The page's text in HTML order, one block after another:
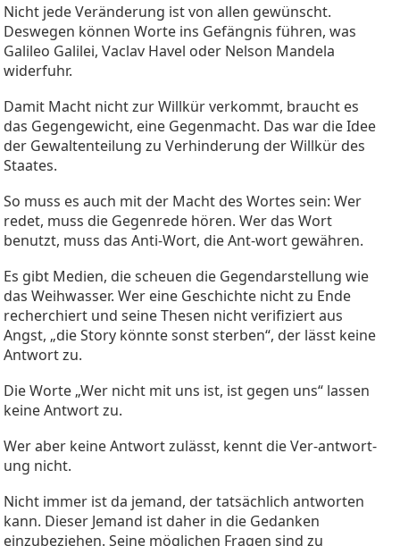
Nicht jede Veränderung ist von allen gewünscht.
Deswegen können Worte ins Gefängnis führen, was
Galileo Galilei, Vaclav Havel oder Nelson Mandela
widerfuhr.
Damit Macht nicht zur Willkür verkommt, braucht es
das Gegengewicht, eine Gegenmacht. Das war die Idee
der Gewaltenteilung zu Verhinderung der Willkür des
Staates.
So muss es auch mit der Macht des Wortes sein: Wer
redet, muss die Gegenrede hören. Wer das Wort
benutzt, muss das Anti-Wort, die Ant-wort gewähren.
Es gibt Medien, die scheuen die Gegendarstellung wie
das Weihwasser. Wer eine Geschichte nicht zu Ende
recherchiert und seine Thesen nicht verifiziert aus
Angst, „die Story könnte sonst sterben“, der lässt keine
Antwort zu.
Die Worte „Wer nicht mit uns ist, ist gegen uns“ lassen
keine Antwort zu.
Wer aber keine Antwort zulässt, kennt die Ver-antwort-
ung nicht.
Nicht immer ist da jemand, der tatsächlich antworten
kann. Dieser Jemand ist daher in die Gedanken
einzubeziehen. Seine möglichen Fragen sind zu